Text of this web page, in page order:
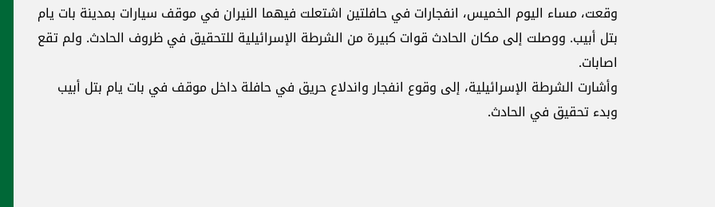
وقعت، مساء اليوم الخميس، انفجارات في حافلتين اشتعلت فيهما النيران في موقف سيارات بمدينة بات يام
بتل أبيب. ووصلت إلى مكان الحادث قوات كبيرة من الشرطة الإسرائيلية للتحقيق في ظروف الحادث. ولم تقع
اصابات.
وأشارت الشرطة الإسرائيلية، إلى وقوع انفجار واندلاع حريق في حافلة داخل موقف في بات يام بتل أبيب
وبدء تحقيق في الحادث.